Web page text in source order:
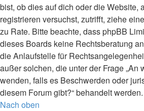
bist, ob dies auf dich oder die Website,
registrieren versuchst, zutrifft, ziehe
zu Rate. Bitte beachte, dass phpBB
dieses Boards keine Rechtsberatung
die Anlaufstelle für
außer solchen, die unter der Frage „An
wenden, falls es Beschwerden oder
diesem Forum gibt?“ behandelt werden.
Nach oben